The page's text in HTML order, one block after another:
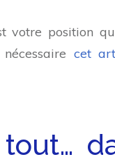
votre position
cet